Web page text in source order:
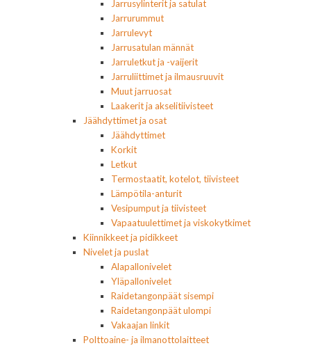
Jarrusylinterit ja satulat
Jarrurummut
Jarrulevyt
Jarrusatulan männät
Jarruletkut ja -vaijerit
Jarruliittimet ja ilmausruuvit
Muut jarruosat
Laakerit ja akselitiivisteet
Jäähdyttimet ja osat
Jäähdyttimet
Korkit
Letkut
Termostaatit, kotelot, tiivisteet
Lämpötila-anturit
Vesipumput ja tiivisteet
Vapaatuulettimet ja viskokytkimet
Kiinnikkeet ja pidikkeet
Nivelet ja puslat
Alapallonivelet
Yläpallonivelet
Raidetangonpäät sisempi
Raidetangonpäät ulompi
Vakaajan linkit
Polttoaine- ja ilmanottolaitteet